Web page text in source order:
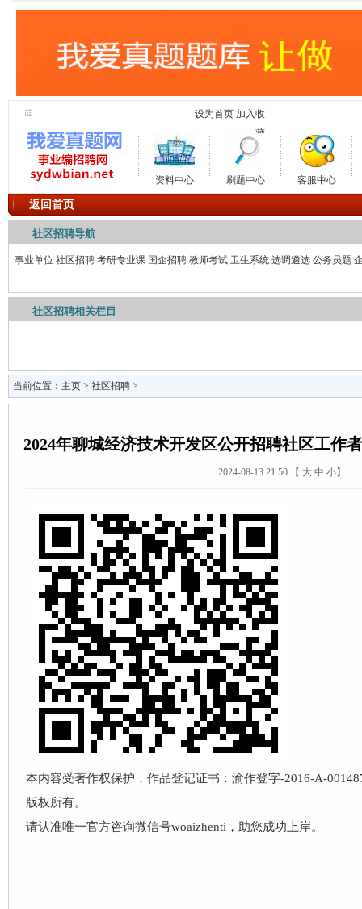
设为首页 加入收
藏
资料中心 刷题中心 客服中心
返回首页
社区招聘导航
事业单位 社区招聘 考研专业课 国企招聘 教师考试 卫生系统 选调遴选 公务员题
社区招聘相关栏目
当前位置： 主页 > 社区招聘 >
2024年聊城经济技术开发区公开招聘社区工作
2024-08-13 21:50 【 大 中 小】
本内容受著作权保护，作品登记证书：渝作登字-2016-A-
版权所有。
请认准唯一官方咨询微信号woaizhenti，助您成功上岸。